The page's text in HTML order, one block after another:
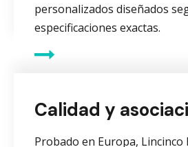
personalizados diseñados
especificaciones exactas.
Calidad y
Probado en Europa, Lincinco